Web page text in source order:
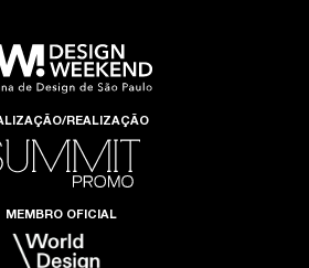
REALIZAÇÃO
MEMBRO OFICIAL